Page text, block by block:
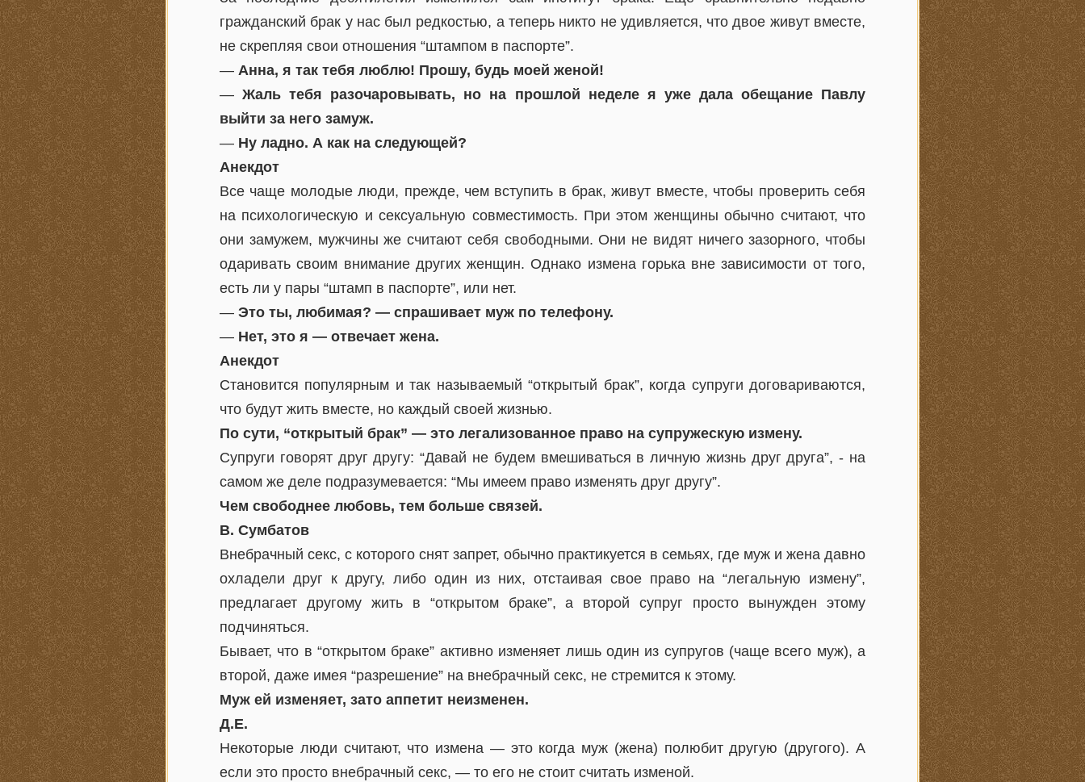
гражданский брак у нас был редкостью, а теперь никто не удивляется, что двое живут вместе,
не скрепляя свои отношения “штампом в паспорте”.
— Анна, я так тебя люблю! Прошу, будь моей женой!
—Жаль тебя разочаровывать, но на прошлой неделе я уже дала обещание Павлу
выйти за него замуж.
— Ну ладно. А как на следующей?
Анекдот
Все чаще молодые люди, прежде, чем вступить в брак, живут вместе, чтобы проверить себя
на психологическую и сексуальную совместимость. При этом женщины обычно считают, что
они замужем, мужчины же считают себя свободными. Они не видят ничего зазорного, чтобы
одаривать своим внимание других женщин. Однако измена горька вне зависимости от того,
есть ли у пары “штамп в паспорте”, или нет.
— Это ты, любимая? — спрашивает муж по телефону.
— Нет, это я — отвечает жена.
Анекдот
Становится популярным и так называемый “открытый брак”, когда супруги договариваются,
что будут жить вместе, но каждый своей жизнью.
По сути, “открытый брак” — это легализованное право на супружескую измену.
Супруги говорят друг другу: “Давай не будем вмешиваться в личную жизнь друг друга”, - на
самом же деле подразумевается: “Мы имеем право изменять друг другу”.
Чем свободнее любовь, тем больше связей.
В. Сумбатов
Внебрачный секс, с которого снят запрет, обычно практикуется в семьях, где муж и жена давно
охладели друг к другу, либо один из них, отстаивая свое право на “легальную измену”,
предлагает другому жить в “открытом браке”, а второй супруг просто вынужден этому
подчиняться.
Бывает, что в “открытом браке” активно изменяет лишь один из супругов (чаще всего муж), а
второй, даже имея “разрешение” на внебрачный секс, не стремится к этому.
Муж ей изменяет, зато аппетит неизменен.
Д.Е.
Некоторые люди считают, что измена — это когда муж (жена) полюбит другую (другого). А
если это просто внебрачный секс, — то его не стоит считать изменой.